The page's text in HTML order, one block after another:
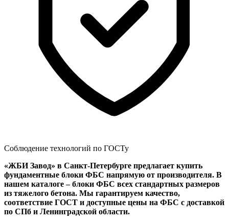
Соблюдение технологий по ГОСТу
«ЖБИ Завод» в Санкт-Петербурге предлагает купить
фундаментные блоки ФБС напрямую от производителя. В
нашем каталоге – блоки ФБС всех стандартных размеров
из тяжелого бетона. Мы гарантируем качество,
соответствие ГОСТ и доступные цены на ФБС с доставкой
по СПб и Ленинградской области.